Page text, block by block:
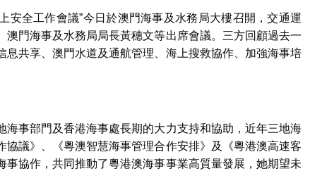
安全工作會議”今日於澳門海事及水務局大樓召開，交通運
門海事及水務局局長黃穗文等出席會議。三方回顧過去一
共享、澳門水道及通航管理、海上搜救協作、加強海事培
事部門及香港海事處長期的大力支持和協助，近年三地海
議》、《粵澳智慧海事管理合作安排》及《粵港澳高速客
協作，共同推動了粵港澳海事事業高質量發展，她期望未